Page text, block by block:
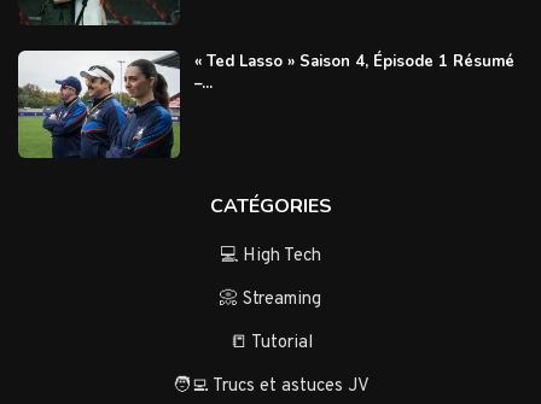
« Ted Lasso » Saison 4, Épisode 1 Résumé
–...
CATÉGORIES
💻 High Tech
📀 Streaming
📒 Tutorial
🧑‍💻 Trucs et astuces JV